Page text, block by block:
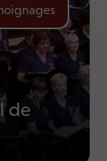
de